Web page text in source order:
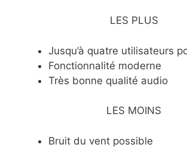
LES PLUS
​Jusqu’à quatre utilisateurs
​Fonctionnalité moderne
​Très bonne qualité audio
LES MOINS
​Bruit du vent possible